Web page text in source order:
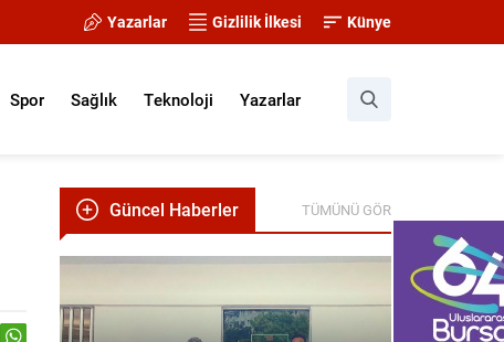
Yazarlar Gizlilik İlkesi Künye
Spor Sağlık Teknoloji Yazarlar
Güncel Haberler TÜMÜNÜ GÖR